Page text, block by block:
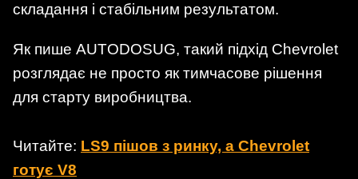
складання і стабільним результатом.
Як пише AUTODOSUG, такий підхід Chevrolet
розглядає не просто як тимчасове рішення
для старту виробництва.
Читайте: LS9 пішов з ринку, а Chevrolet
готує V8